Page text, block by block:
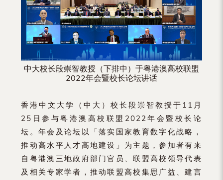
区）
中大校长段崇智教授（下排中）于粤港澳高校联盟
2022年会暨校长论坛讲话
香港中文大学（中大）校长段崇智教授于11月
25日参与粤港澳高校联盟2022年会暨校长论
坛。年会及论坛以「落实国家教育数字化战略，
推动高水平人才高地建设」为主题，参加者有来
自粤港澳三地政府部门官员、联盟高校领导代表
及相关专家学者，推动联盟高校集思广益、建言